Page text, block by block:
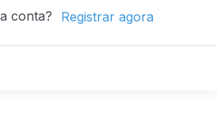
conta? Registrar agora